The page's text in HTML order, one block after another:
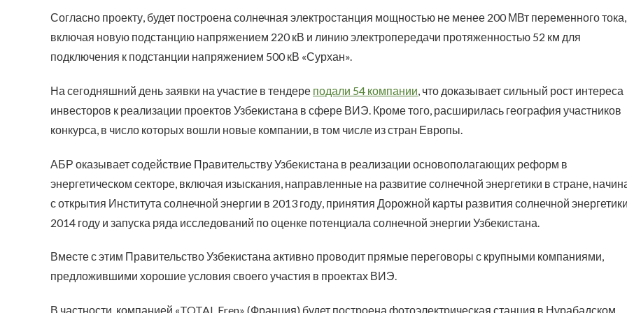
Согласно проекту, будет построена солнечная электростанция мощностью не менее 200 МВт переменного тока,
включая новую подстанцию напряжением 220 кВ и линию электропередачи протяженностью 52 км для
подключения к подстанции напряжением 500 кВ «Сурхан».
На сегодняшний день заявки на участие в тендере подали 54 компании , что доказывает сильный рост интереса
инвесторов к реализации проектов Узбекистана в сфере ВИЭ. Кроме того, расширилась география участников
конкурса, в число которых вошли новые компании, в том числе из стран Европы.
АБР оказывает содействие Правительству Узбекистана в реализации основополагающих реформ в
энергетическом секторе, включая изыскания, направленные на развитие солнечной энергетики в стране,
с открытия Института солнечной энергии в 2013 году, принятия Дорожной карты развития солнечной
2014 году и запуска ряда исследований по оценке потенциала солнечной энергии Узбекистана.
Вместе с этим Правительство Узбекистана активно проводит прямые переговоры с крупными компаниями,
предложившими хорошие условия своего участия в проектах ВИЭ.
В частности, компанией «TOTAL Eren» (Франция) будет построена фотоэлектрическая станция в Нурабадском